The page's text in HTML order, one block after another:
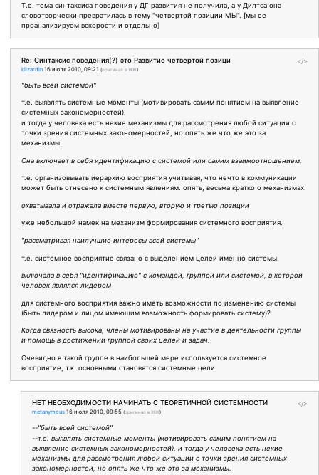
Т.е. тема синтаксиса поведения у ДГ развития не получила, а у Дилтса она
словотворчески превратилась в тему "четвертой позиции МЫ". [мы ее
проанализируем вскорости и отдельно]
</>
Re: Синтаксис поведения(?) это Развитие четвертой позици
klizardin 16 июля 2010, 09:21 (оригинал в ЖЖ)
"быть всей системой"
т.е. выявлять системные моменты (мотивировать самим понятием на выявление
системных закономерностей).
и тогда у человека есть некие механизмы для рассмотрения любой ситуации с
точки зрения системных закономерностей, но опять же что же это за
механизмы.
Она включает в себя идентификацию с системой или самим взаимоотношением,
т.е. организовывать иерархию восприятия учитывая, что нечто в коммуникации
может быть отнесено к системным явлениям. опять, весьма кратко о механизмах.
охватывала и отражала вместе первую, вторую и третью позиции
уже небольшой намек на механизм формирования системного восприятия.
"рассматривая наилучшие интересы всей системы"
т.е. системное восприятие связано с выделением целей именно системы.
включала в себя "идентификацию" с командой, группой или системой, в которой
человек являлся лидером
для системного восприятия важно иметь возможности по изменению системы
(быть лидером и лицом имеющим возможность формировать систему)?
Когда связность высока, члены мотивированы на участие в деятельности группы
и помощь в достижении группой своих целей и задач.
Очевидно в такой группе в наибольшей мере используется системное
восприятие, т.к. основными становятся системные цели.
</>
НЕТ НЕОБХОДИМОСТИ НАЧИНАТЬ С ТЕОРЕТИЧНОЙ СИСТЕМНОСТИ
metanymous 16 июля 2010, 09:55 (оригинал в ЖЖ)
--"быть всей системой"
--т.е. выявлять системные моменты (мотивировать самим понятием на
выявление системных закономерностей). и тогда у человека есть некие
механизмы для рассмотрения любой ситуации с точки зрения системных
закономерностей, но опять же что же это за механизмы.